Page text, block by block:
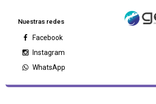
Nuestras redes
Facebook
Instagram
WhatsApp